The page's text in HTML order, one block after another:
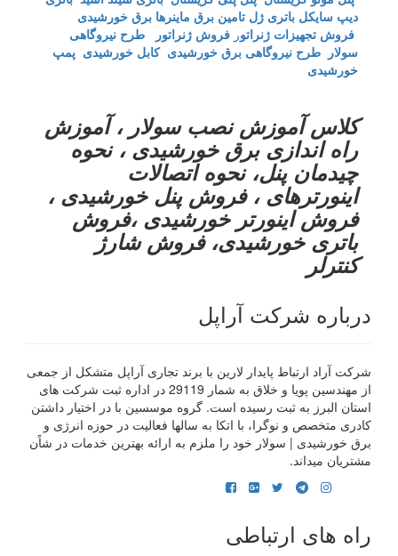
دیپ سایکل باتری ژل تامین برق ماینرها برق خورشیدی
فروش تجهیزات ژنراتور فروش ژنراتور
طرح نیروگاهی
سولار طرح نیروگاهی برق خورشیدی کابل خورشیدی پمپ
خورشیدی
کلاس آموزش نصب سولار ، آموزش
راه اندازی برق خورشیدی ، نحوه
چیدمان پنل، نحوه اتصالات
اینورترهای ، فروش پنل خورشیدی ،
فروش اینورتر خورشیدی ،فروش
باتری خورشیدی، فروش شارژ
کنترلر
درباره شرکت آراپل
شرکت آراد ارتباط پایدار لارین با برند تجاری آراپل متشکل از جمعی
از مهندسین پویا و خلاق به شمار 29119 در اداره ثبت شرکت های
استان البرز به ثبت رسیده است. گروه موسسین با در اختیار داشتن
کادری متخصص و نوگرا، با اتکا به سالها فعالیت در حوزه انرژی و
برق خورشیدی | سولار خود را ملزم به ارائه بهترین خدمات در شاًن
مشتریان میداند.
راه های ارتباطی